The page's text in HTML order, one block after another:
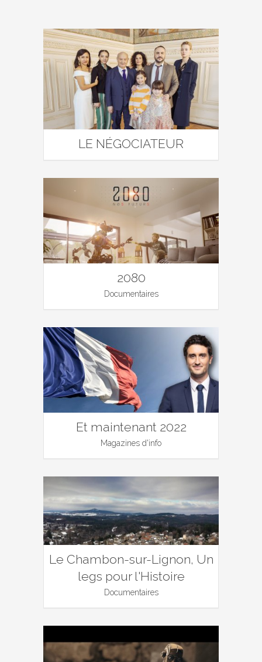
LE NÉGOCIATEUR
2080
Documentaires
Et maintenant 2022
Magazines d'info
Le Chambon-sur-Lignon, Un
legs pour l'Histoire
Documentaires